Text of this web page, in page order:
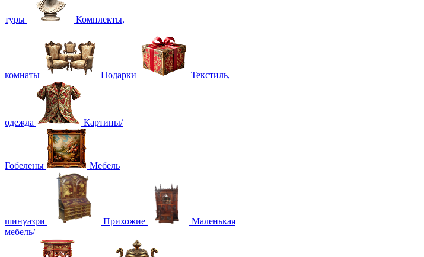
туры Комплекты,
комнаты Подарки Текстиль,
одежда Картины/
Гобелены Мебель
шинуазри Прихожие
Маленькая
мебель/